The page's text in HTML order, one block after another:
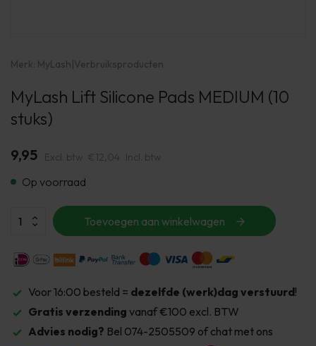
Merk: MyLash|Verbruiksproducten
MyLash Lift Silicone Pads MEDIUM (10
stuks)
9,95 Excl. btw €12,04 Incl. btw
Op voorraad
Toevoegen aan winkelwagen
Voor 16:00 besteld = dezelfde (werk)dag verstuurd!
Gratis verzending vanaf €100 excl. BTW
Advies nodig? Bel 074-2505509 of chat met ons